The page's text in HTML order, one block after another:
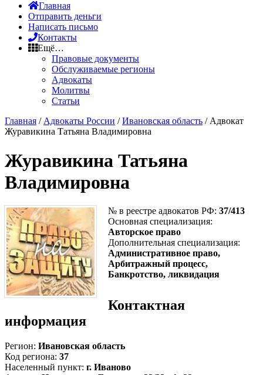
Главная
Отправить деньги
Написать письмо
Контакты
Ещё…
Правовые документы
Обслуживаемые регионы
Адвокаты
Молитвы
Статьи
Главная / Адвокаты России /Ивановская область / Адвокат
Журавикина Татьяна Владимировна
Журавикина Татьяна
Владимировна
№ в реестре адвокатов РФ: 37/413
Основная специализация:
Авторское право
Дополнительная специализация:
Административное право,
Арбитражный процесс,
Банкротство, ликвидация
Контактная
информация
Регион: Ивановская область
Код региона: 37
Населенный пункт: г. Иваново